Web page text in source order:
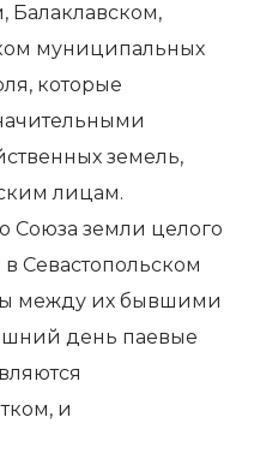
Балаклавском,
муниципальных
которые
земель,
лицам.
Союза земли целого
в Севастопольском
между их бывшими
день паевые
и